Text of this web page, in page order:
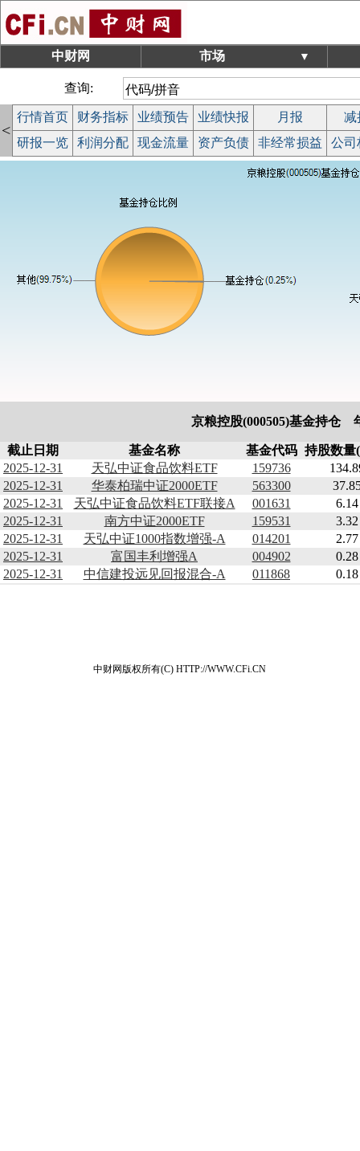
中财网 市场 ▼
查询:
<
行情首页 财务指标 业绩预告 业绩快报 月报
减
研报一览
利润分配 现金流量 资产负债 非经常损益 公司
京粮控股(000505)基金持仓
截止日期 基金名称 基金代码 持股数量
2025-12-31
天弘中证食品饮料ETF 159736
2025-12-31
华泰柏瑞中证2000ETF 563300
2025-12-31
天弘中证食品饮料ETF联接A 001631
6.14
2025-12-31
南方中证2000ETF 159531
3.32
2025-12-31
天弘中证1000指数增强-A 014201
2.77
2025-12-31
富国丰利增强A 004902
0.28
2025-12-31
中信建投远见回报混合-A 011868 0.18
中财网版权所有(C) HTTP://WWW.CFi.CN